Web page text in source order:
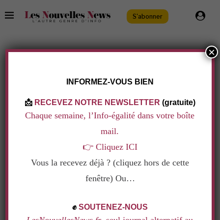
S'abonner
INFORMEZ-VOUS BIEN
📩 RECEVEZ NOTRE NEWSLETTER (gratuite)
Chaque semaine, l’Info-égalité dans votre boîte
mail.
👉 Cliquez ICI
Vous la recevez déjà ? (cliquez hors de cette
fenêtre) Ou…
✊ SOUTENEZ-NOUS
×